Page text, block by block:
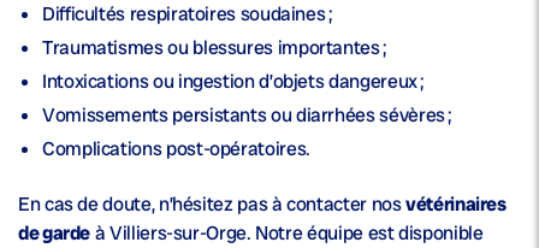
Difficultés respiratoires soudaines ;
Traumatismes ou blessures importantes ;
Intoxications ou ingestion d’objets dangereux ;
Vomissements persistants ou diarrhées sévères ;
Complications post-opératoires.
En cas de doute, n’hésitez pas à contacter nosvétérinaires
de gardeà Villiers-sur-Orge. Notre équipe est disponible